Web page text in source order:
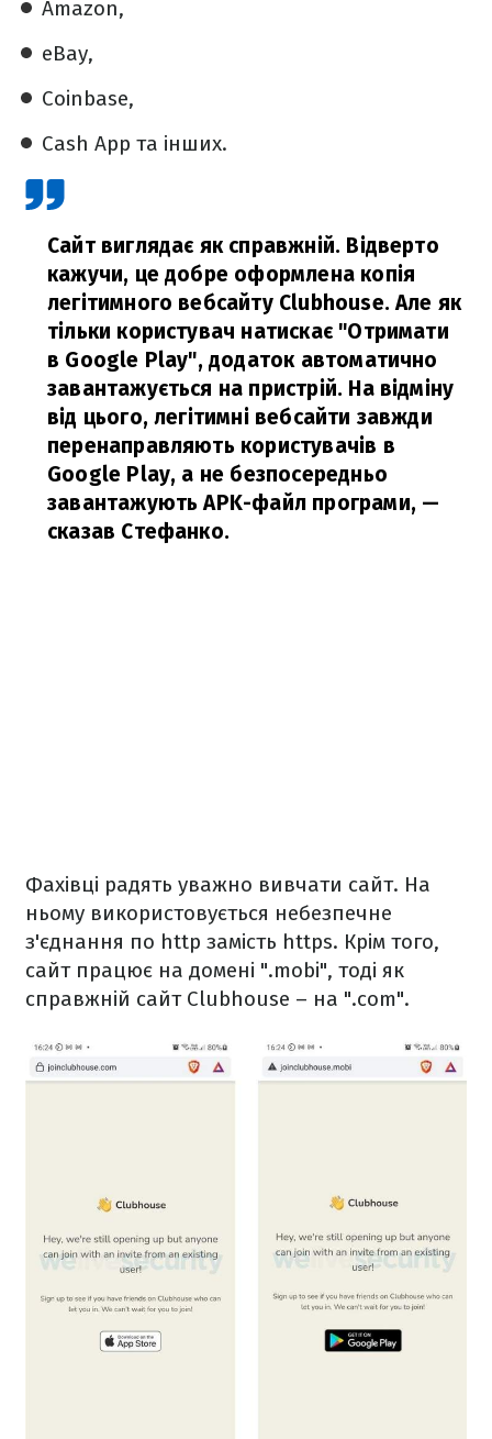
Amazon,
eBay,
Coinbase,
Cash App та інших.
Сайт виглядає як справжній. Відверто
кажучи, це добре оформлена копія
легітимного вебсайту Clubhouse. Але як
тільки користувач натискає "Отримати
в Google Play", додаток автоматично
завантажується на пристрій. На відміну
від цього, легітимні вебсайти завжди
перенаправляють користувачів в
Google Play, а не безпосередньо
завантажують APK-файл програми, —
сказав Стефанко.
Фахівці радять уважно вивчати сайт. На
ньому використовується небезпечне
з'єднання по http замість https. Крім того,
сайт працює на домені ".mobi", тоді як
справжній сайт Clubhouse – на ".com".